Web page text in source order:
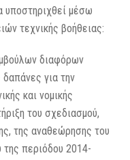
υποστηριχθεί μέσω
τεχνικής βοήθειας:
διαφόρων
δαπάνες για την
και νομικής
του σχεδιασμού,
της αναθεώρησης του
της περιόδου 2014-